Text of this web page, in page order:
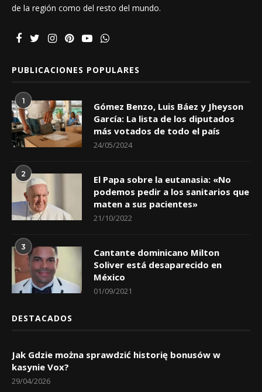
de la región como del resto del mundo.
PUBLICACIONES POPULARES
1
Gómez Benzo, Luis Báez y Jheyson
García: La lista de los diputados
más votados de todo el país
24/05/2024
2
El Papa sobre la eutanasia: «No
podemos pedir a los sanitarios que
maten a sus pacientes»
21/10/2022
3
Cantante dominicano Milton
Soliver está desaparecido en
México
01/09/2021
DESTACADOS
Jak Gdzie można sprawdzić historię bonusów w
kasynie Vox?
29/04/2026